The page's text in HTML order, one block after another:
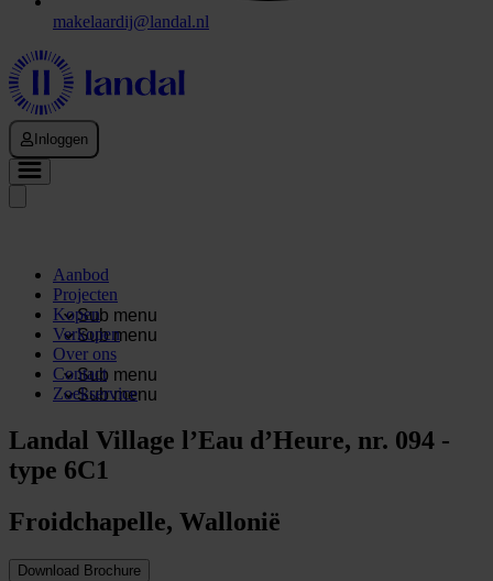
makelaardij@landal.nl
Inloggen
Aanbod
Projecten
Sub menu
Kopen
Sub menu
Verkopen
Over ons
Sub menu
Contact
Sub menu
Zoekservice
Landal Village l’Eau d’Heure, nr. 094 -
type 6C1
Froidchapelle, Wallonië
Download Brochure